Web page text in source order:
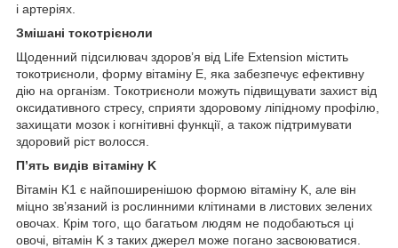
і артеріях.
Змішані токотрієноли
Щоденний підсилювач здоров’я від Life Extension містить
токотриєноли, форму вітаміну E, яка забезпечує ефективну
дію на організм. Токотриєноли можуть підвищувати захист від
оксидативного стресу, сприяти здоровому ліпідному профілю,
захищати мозок і когнітивні функції, а також підтримувати
здоровий ріст волосся.
П’ять видів вітаміну K
Вітамін K1 є найпоширенішою формою вітаміну K, але він
міцно зв’язаний із рослинними клітинами в листових зелених
овочах. Крім того, що багатьом людям не подобаються ці
овочі, вітамін K з таких джерел може погано засвоюватися.